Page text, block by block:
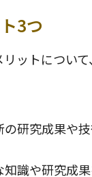
3つ
ットについ
研究成果や
識や研究成